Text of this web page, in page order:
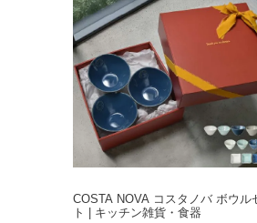
COSTA NOVA コスタノバ ボウル
ト | キッチン雑貨・食器